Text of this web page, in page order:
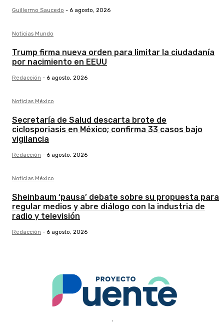
Guillermo Saucedo - 6 agosto, 2026
Noticias Mundo
Trump firma nueva orden para limitar la ciudadanía
por nacimiento en EEUU
Redacción - 6 agosto, 2026
Noticias México
Secretaría de Salud descarta brote de
ciclosporiasis en México; confirma 33 casos bajo
vigilancia
Redacción - 6 agosto, 2026
Noticias México
Sheinbaum ‘pausa’ debate sobre su propuesta para
regular medios y abre diálogo con la industria de
radio y televisión
Redacción - 6 agosto, 2026
.